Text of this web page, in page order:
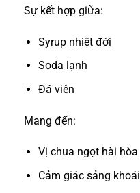
Sự kết hợp giữa:
Syrup nhiệt đới
Soda lạnh
Đá viên
Mang đến:
Vị chua ngọt hài hòa
Cảm giác sảng khoái